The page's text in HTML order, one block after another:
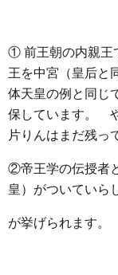
① 前王朝の内親王
王を中宮（皇后と
体天皇の例と同じ
保しています。
片りんはまだ残っ
②帝王学の伝授者
皇）がついていら
が挙げられます。